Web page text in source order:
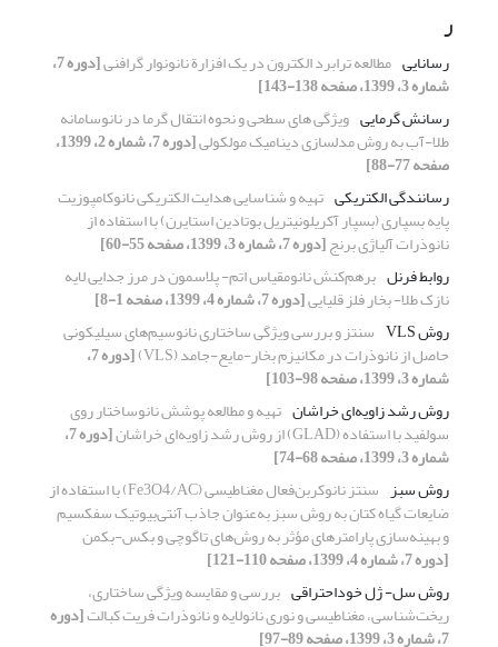
ر
رسانایی مطالعه ترابرد الکترون در یک افزارة نانونوار گرافنی [دوره 7،
شماره 3، 1399، صفحه 138-143]
رسانش گرمایی ویژگی های سطحی و نحوه انتقال گرما در نانوسامانه
طلا-آب به روش مدلسازی دینامیک مولکولی [دوره 7، شماره 2، 1399،
صفحه 77-88]
رسانندگی الکتریکی تهیه و شناسایی هدایت الکتریکی نانوکامپوزیت
پایه بسپاری (بسپار آکریلونیتریل بوتادین استایرن) با استفاده از
نانوذرات آلیاژی برنج[دوره 7، شماره 3، 1399، صفحه 55-60]
روابط فرنل برهم‌کنش نانومقیاس اتم- پلاسمون در مرز جدایی لایه
نازک طلا- بخار فلز قلیایی[دوره 7، شماره 4، 1399، صفحه 1-8]
روش VLS
سنتز و بررسی ویژگی ساختاری نانوسیم‌های سیلیکونی
حاصل از نانوذرات در مکانیزم بخار-مایع-جامد (VLS) [دوره 7،
شماره 3، 1399، صفحه 98-103]
روش رشد زاویه‌ای خراشان تهیه و مطالعه پوشش نانوساختار روی
سولفید با استفاده (GLAD) از روش رشد زاویه‌ای خراشان [دوره 7،
شماره 3، 1399، صفحه 68-74]
روش سبز
سنتز نانوکربن‌فعال مغناطیسی (Fe3O4/AC) با استفاده از
ضایعات گیاه کتان به روش سبز به‌عنوان جاذب آنتی‌بیوتیک سفکسیم
و بهینه‌سازی پارامترهای مؤثر به روش‌های تاگوچی و بکس-بکمن
[دوره 7، شماره 4، 1399، صفحه 110-121]
روش سل- ژل خوداحتراقی بررسی و مقایسه ویژگی ساختاری،
ریخت‌شناسی، مغناطیسی و نوری نانولایه و نانوذرات فریت کبالت[دوره
7، شماره 3، 1399، صفحه 89-97]